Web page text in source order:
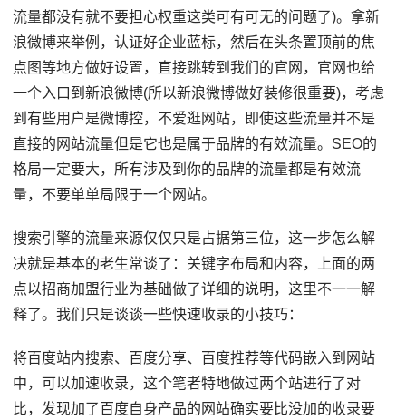
流量都没有就不要担心权重这类可有可无的问题了)。拿新
浪微博来举例，认证好企业蓝标，然后在头条置顶前的焦
点图等地方做好设置，直接跳转到我们的官网，官网也给
一个入口到新浪微博(所以新浪微博做好装修很重要)，考虑
到有些用户是微博控，不爱逛网站，即使这些流量并不是
直接的网站流量但是它也是属于品牌的有效流量。SEO的
格局一定要大，所有涉及到你的品牌的流量都是有效流
量，不要单单局限于一个网站。
搜索引擎的流量来源仅仅只是占据第三位，这一步怎么解
决就是基本的老生常谈了：关键字布局和内容，上面的两
点以招商加盟行业为基础做了详细的说明，这里不一一解
释了。我们只是谈谈一些快速收录的小技巧：
将百度站内搜索、百度分享、百度推荐等代码嵌入到网站
中，可以加速收录，这个笔者特地做过两个站进行了对
比，发现加了百度自身产品的网站确实要比没加的收录要